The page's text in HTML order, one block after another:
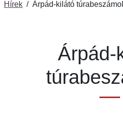
Hírek /Árpád-kilátó
Árpád-